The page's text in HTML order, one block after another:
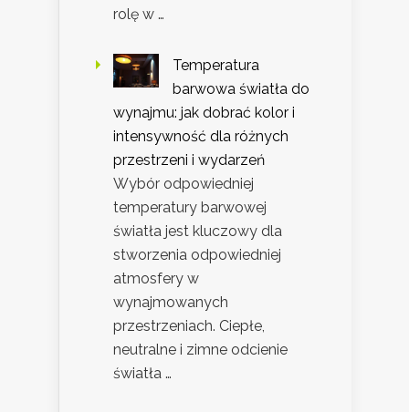
rolę w …
Temperatura
barwowa światła do
wynajmu: jak dobrać kolor i
intensywność dla różnych
przestrzeni i wydarzeń
Wybór odpowiedniej
temperatury barwowej
światła jest kluczowy dla
stworzenia odpowiedniej
atmosfery w
wynajmowanych
przestrzeniach. Ciepłe,
neutralne i zimne odcienie
światła …